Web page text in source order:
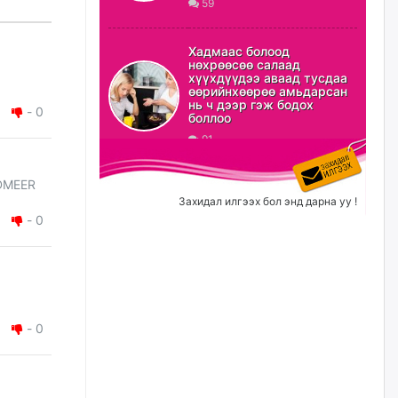
- 0
- 0
- 0
ХЗДХ-ын сайд С.Амарсайхан:
Авлигаар авсан хөрөнгийг
хурааж, нийгмийн сайн
сайхны хөгжилд зориулах
бөгөөд үүнийг хэд хэдэн эрх
бүхий байгууллагаас санал авна
өчигдѳр
Шатахууныг олдож байгаа
газраас нь л авч байна. Үнэ
тарифаас илүү хангамж дээр
анхаарч байна
59
Хадмаас болоод
нөхрөөсөө салаад
хүүхдүүдээ аваад тусдаа
өөрийнхөөрөө амьдарсан
нь ч дээр гэж бодох
боллоо
91
Захидал илгээх бол энд дарна уу !